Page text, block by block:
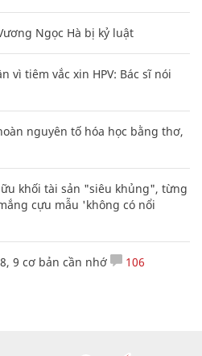
Ngọc Hà bị kỷ luật
vì tiêm vắc xin HPV: Bác sĩ nói
nguyên tố hóa học bằng thơ,
khối tài sản "siêu khủng", từng
cựu mẫu 'không có nổi
9 cơ bản cần nhớ 106